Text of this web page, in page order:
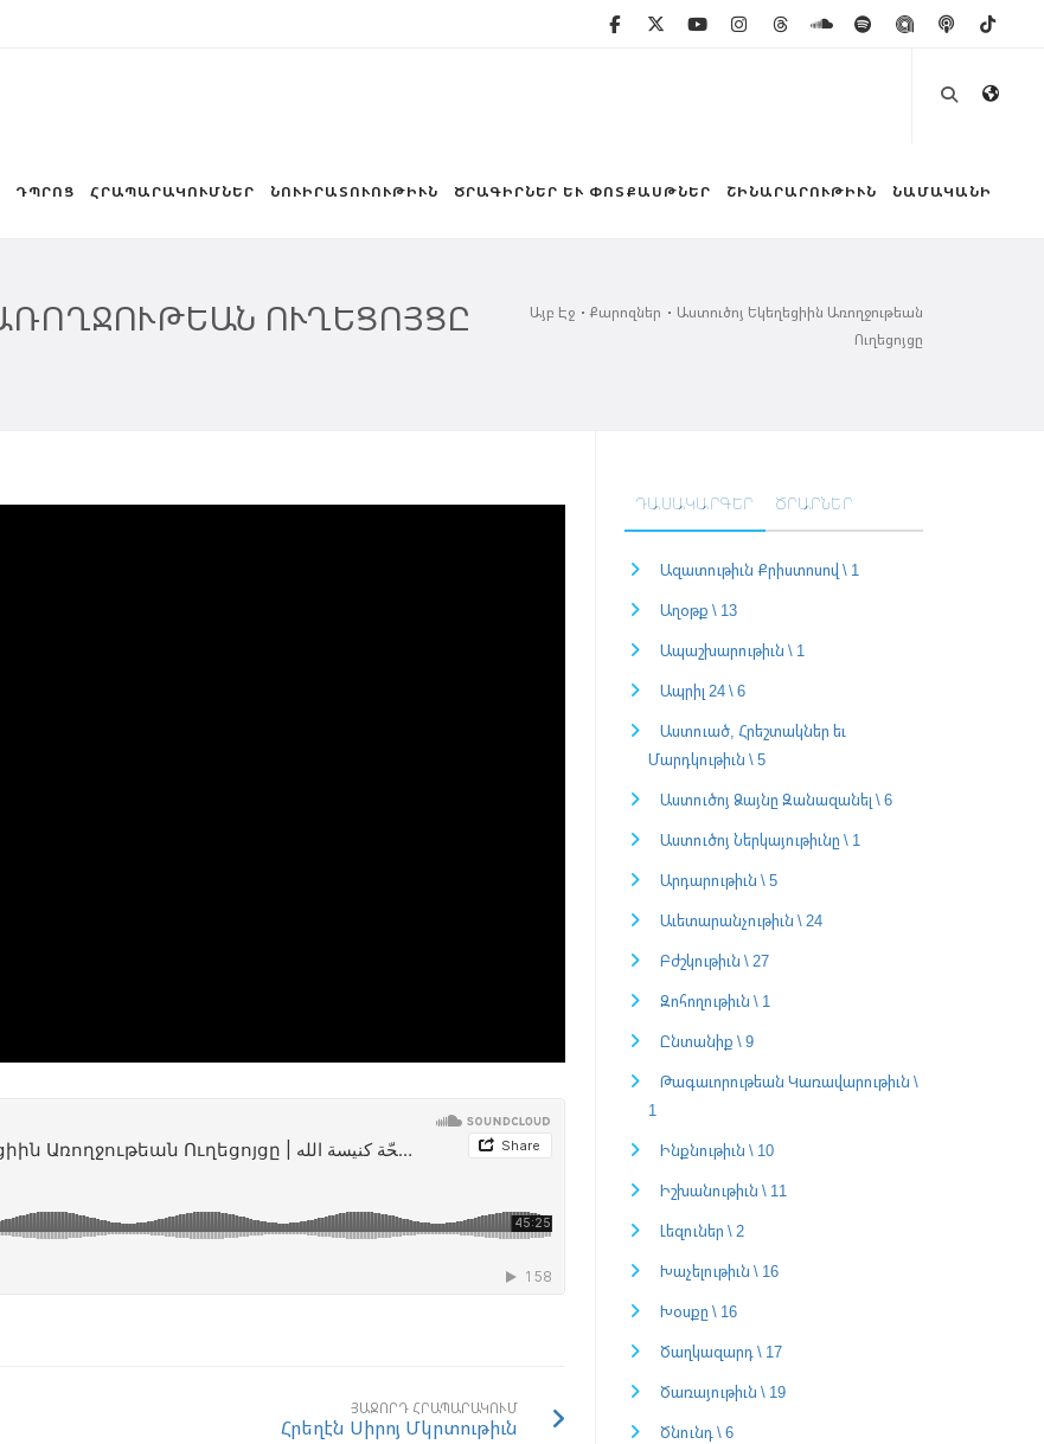
ԴՊՐՈՑ ՀՐԱՊԱՐԱԿՈՒՄՆԵՐ ՆՈՒԻՐԱՏՈՒՈՒԹԻՒՆ ԾՐԱԳԻՐՆԵՐ ԵՒ ՓՈՏՔԱՍԹՆԵՐ ՇԻՆԱՐԱՐՈՒԹԻՒՆ ՆԱՄԱԿԱՆԻ
Այբ Էջ Քարոզներ
Աստուծոյ Եկեղեցիին Առողջութեան
Ուղեցոյցը
ՈՒՂԵՑՈՅՑԸ
ՅԱՋՈՐԴ ՀՐԱՊԱՐԱԿՈՒՄ
Հրեղէն Սիրոյ Մկրտութիւն
ԴԱՍԱԿԱՐԳԵՐ ԾՐԱՐՆԵՐ
Ազատութիւն Քրիստոսով \ 1
Աղօթք \ 13
Ապաշխարութիւն \ 1
Ապրիլ 24 \ 6
Աստուած, Հրեշտակներ եւ
Մարդկութիւն \ 5
Աստուծոյ Ձայնը Զանազանել \ 6
Աստուծոյ Ներկայութիւնը \ 1
Արդարութիւն \ 5
Աւետարանչութիւն \ 24
Բժշկութիւն \ 27
Զոհողութիւն \ 1
Ընտանիք \ 9
Թագաւորութեան Կառավարութիւն \
1
Ինքնութիւն \ 10
Իշխանութիւն \ 11
Լեզուներ \ 2
Խաչելութիւն \ 16
Խօսքը \ 16
Ծաղկազարդ \ 17
Ծառայութիւն \ 19
Ծնունդ \ 6